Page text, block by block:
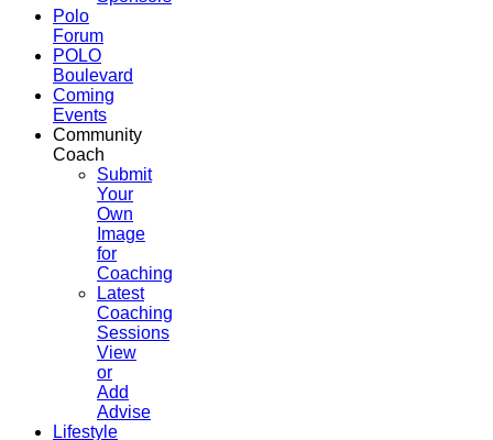
Polo
Forum
POLO
Boulevard
Coming
Events
Community
Coach
Submit
Your
Own
Image
for
Coaching
Latest
Coaching
Sessions
View
or
Add
Advise
Lifestyle